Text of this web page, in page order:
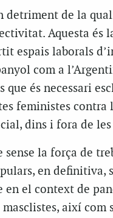
detriment de la
Aquesta és
espais laborals
com a
que és necessari
feministes contra
dins i fora de
sense la força de
en definitiva,
en el context de
així com